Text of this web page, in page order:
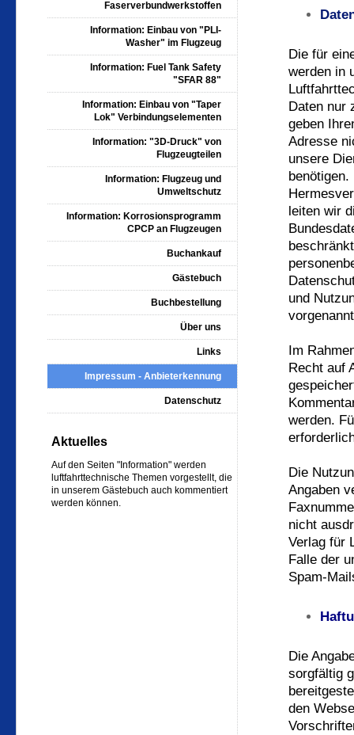
Die für
werden in
Daten nur
geben
Adresse
unsere
leiten wir
und
Im
Recht auf
werden.
Die
Angaben
nicht
Verlag für
Falle der
Spam-
Die
sorgfältig
den
Faserverbundwerkstoffen
Information: Einbau von "PLI-
Washer" im Flugzeug
Information: Fuel Tank Safety
"SFAR 88"
Information: Einbau von "Taper
Lok" Verbindungselementen
Information: "3D-Druck" von
Flugzeugteilen
Information: Flugzeug und
Umweltschutz
Information: Korrosionsprogramm
CPCP an Flugzeugen
Buchankauf
Gästebuch
Buchbestellung
Über uns
Links
Impressum - Anbieterkennung
Datenschutz
Aktuelles
Auf den Seiten "Information" werden
luftfahrttechnische Themen vorgestellt, die
in unserem Gästebuch auch kommentiert
werden können.